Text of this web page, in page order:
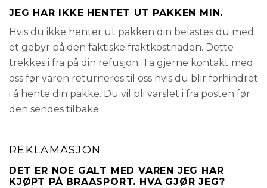
JEG HAR IKKE HENTET UT PAKKEN MIN.
Hvis du ikke henter ut pakken din belastes du med
et gebyr på den faktiske fraktkostnaden. Dette
trekkes i fra på din refusjon. Ta gjerne kontakt med
oss før varen returneres til oss hvis du blir forhindret
i å hente din pakke. Du vil bli varslet i fra posten før
den sendes tilbake.
REKLAMASJON
DET ER NOE GALT MED VAREN JEG HAR
KJØPT PÅ BRAASPORT. HVA GJØR JEG?